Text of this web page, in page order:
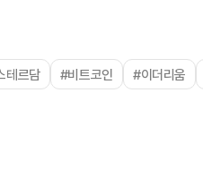
테르담 #비트코인 #이더리움